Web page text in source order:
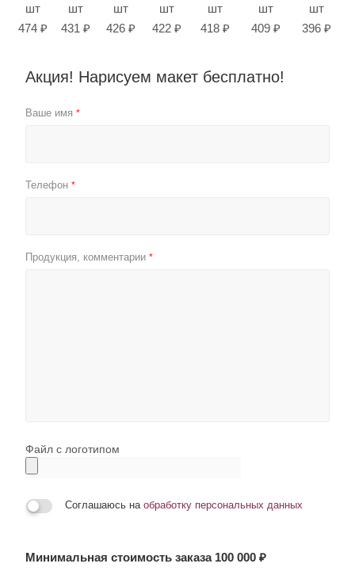
шт
474 ₽
шт
431 ₽
шт
426 ₽
шт
422 ₽
шт
418 ₽
шт
409 ₽
шт
396 ₽
Акция! Нарисуем макет бесплатно!
Ваше имя *
Телефон *
Продукция, комментарии *
Файл с логотипом
Соглашаюсь на обработку персональных данных
Минимальная стоимость заказа 100 000 ₽